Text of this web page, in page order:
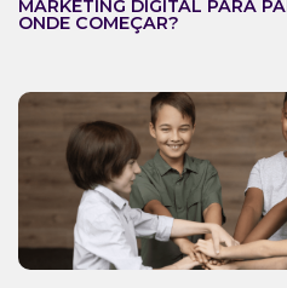
MARKETING DIGITAL PARA
ONDE COMEÇAR?